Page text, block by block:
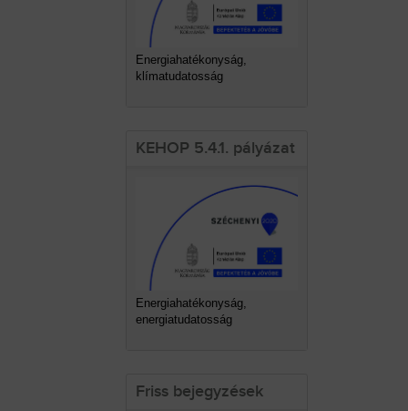
Energiahatékonyság,
klímatudatosság
KEHOP 5.4.1. pályázat
Energiahatékonyság,
energiatudatosság
Friss bejegyzések